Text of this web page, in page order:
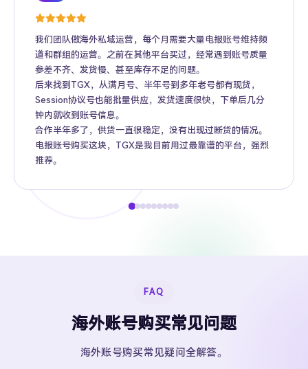
我们团队做海外私域运营，每个月需要大量电报账号维持频
道和群组的运营。之前在其他平台买过，经常遇到账号质量
参差不齐、发货慢、甚至库存不足的问题。
后来找到TGX，从满月号、半年号到多年老号都有现货，
Session协议号也能批量供应，发货速度很快，下单后几分
钟内就收到账号信息。
合作半年多了，供货一直很稳定，没有出现过断货的情况。
电报账号购买这块，TGX是我目前用过最靠谱的平台，强烈
推荐。
FAQ
海外账号购买常见问题
海外账号购买常见疑问全解答。